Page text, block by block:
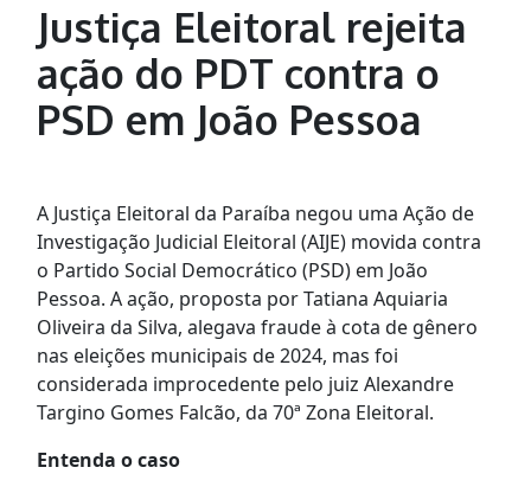
Justiça Eleitoral rejeita
ação do PDT contra o
PSD em João Pessoa
A Justiça Eleitoral da Paraíba negou uma Ação de
Investigação Judicial Eleitoral (AIJE) movida contra
o Partido Social Democrático (PSD) em João
Pessoa. A ação, proposta por Tatiana Aquiaria
Oliveira da Silva, alegava fraude à cota de gênero
nas eleições municipais de 2024, mas foi
considerada improcedente pelo juiz Alexandre
Targino Gomes Falcão, da 70ª Zona Eleitoral.
Entenda o caso